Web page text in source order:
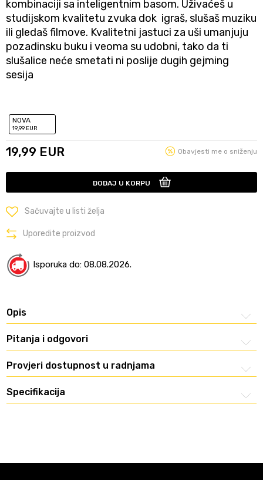
kombinaciji sa inteligentnim basom. Uživaćeš u
studijskom kvalitetu zvuka dok igraš, slušaš muziku
ili gledaš filmove. Kvalitetni jastuci za uši umanjuju
pozadinsku buku i veoma su udobni, tako da ti
slušalice neće smetati ni poslije dugih gejming
sesija
NOVA
19,99 EUR
19,99 EUR Obavjesti me o sniženju
DODAJ U KORPU
Sačuvajte u listi želja
Uporedite proizvod
Isporuka do: 08.08.2026.
Opis
Pitanja i odgovori
Provjeri dostupnost u radnjama
Specifikacija